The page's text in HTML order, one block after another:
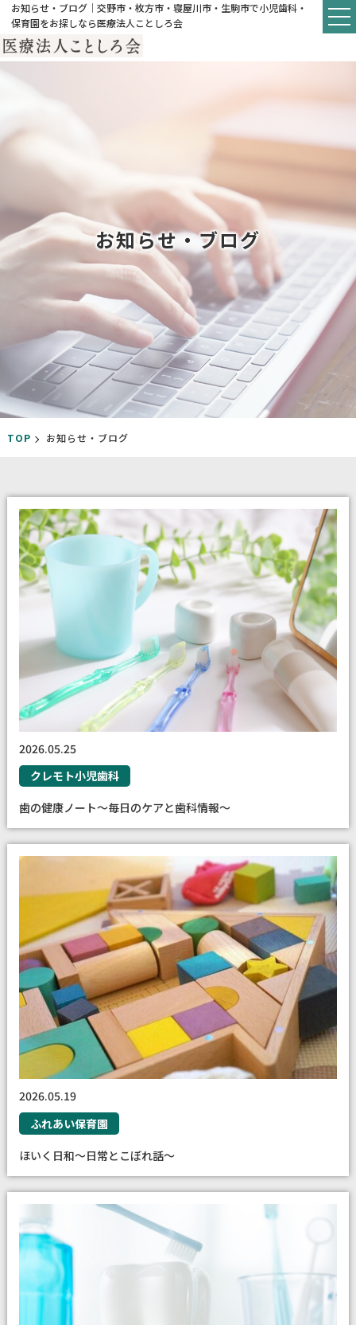
お知らせ・ブログ｜交野市・枚方市・寝屋川市・生駒市で小児歯科・
保育園をお探しなら医療法人ことしろ会
お知らせ・ブログ
TOP お知らせ・ブログ
2026.05.25
クレモト小児歯科
歯の健康ノート～毎日のケアと歯科情報～
2026.05.19
ふれあい保育園
ほいく日和〜日常とこぼれ話〜